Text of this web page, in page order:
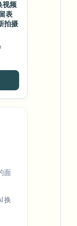
视频
表
拍摄
面
换